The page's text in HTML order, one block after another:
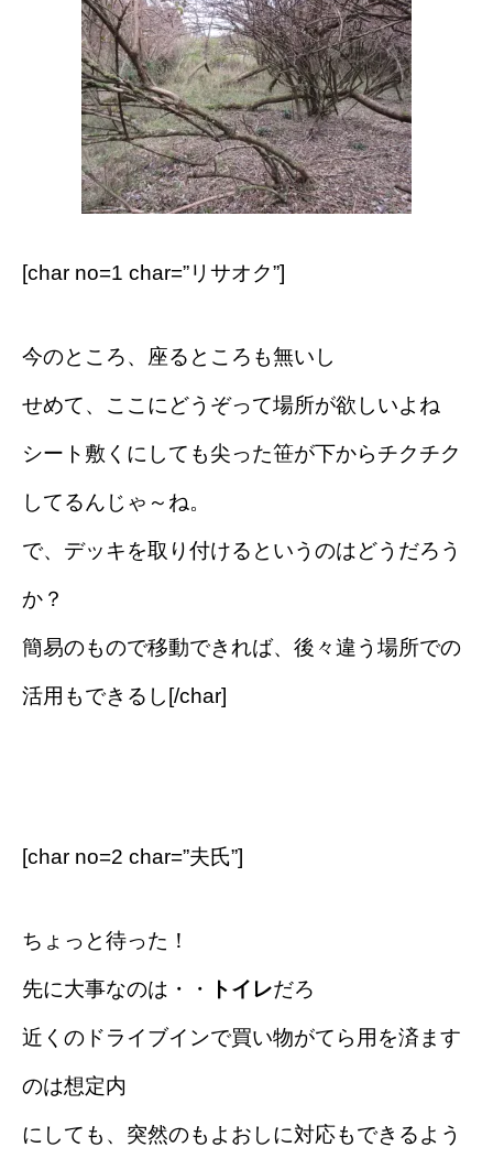
[char no=1 char=”リサオク”]
今のところ、座るところも無いし
せめて、ここにどうぞって場所が欲しいよね
シート敷くにしても尖った笹が下からチクチク
してるんじゃ～ね。
で、デッキを取り付けるというのはどうだろう
か？
簡易のもので移動できれば、後々違う場所での
活用もできるし[/char]
[char no=2 char=”夫氏”]
ちょっと待った！
先に大事なのは・・ トイレだろ
近くのドライブインで買い物がてら用を済ます
のは想定内
にしても、突然のもよおしに対応もできるよう